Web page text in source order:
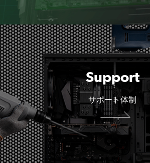
Support
サポート体制